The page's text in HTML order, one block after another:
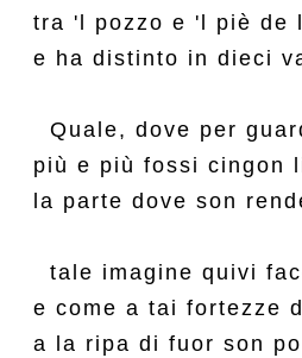
tra 'l pozzo e 'l piè de
e ha distinto in dieci
Quale, dove per
più e più fossi cingon
la parte dove son
tale imagine quivi
e come a tai fortezze
a la ripa di fuor son